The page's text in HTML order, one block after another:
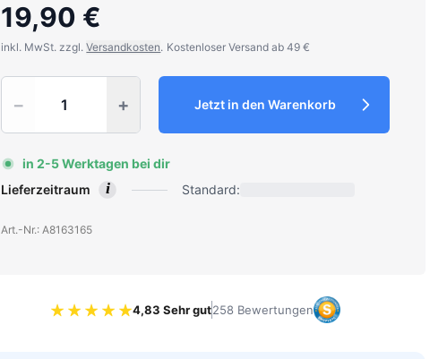
19,90 €
inkl. MwSt. zzgl.Versandkosten. Kostenloser Versand ab 49 €
− + Jetzt in den Warenkorb
in 2-5 Werktagen bei dir
Lieferzeitraum
i Standard:
Art.-Nr.: A8163165
Bewertung 4.83 von 5 Sternen
4,83 Sehr gut258 Bewertungen